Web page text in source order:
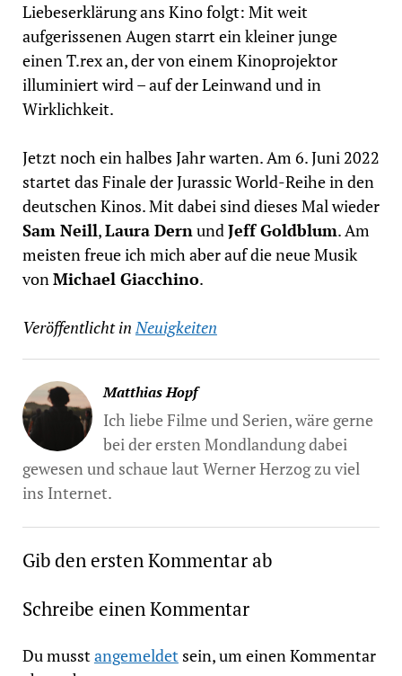
Liebeserklärung ans Kino folgt: Mit weit
aufgerissenen Augen starrt ein kleiner junge
einen T.rex an, der von einem Kinoprojektor
illuminiert wird – auf der Leinwand und in
Wirklichkeit.
Jetzt noch ein halbes Jahr warten. Am 6. Juni 2022
startet das Finale der Jurassic World-Reihe in den
deutschen Kinos. Mit dabei sind dieses Mal wieder
Sam Neill,Laura DernundJeff Goldblum. Am
meisten freue ich mich aber auf die neue Musik
vonMichael Giacchino.
Veröffentlicht in Neuigkeiten
Matthias Hopf
Ich liebe Filme und Serien, wäre gerne
bei der ersten Mondlandung dabei
gewesen und schaue laut Werner Herzog zu viel
ins Internet.
Gib den ersten Kommentar ab
Schreibe einen Kommentar
Du musst angemeldet sein, um einen Kommentar